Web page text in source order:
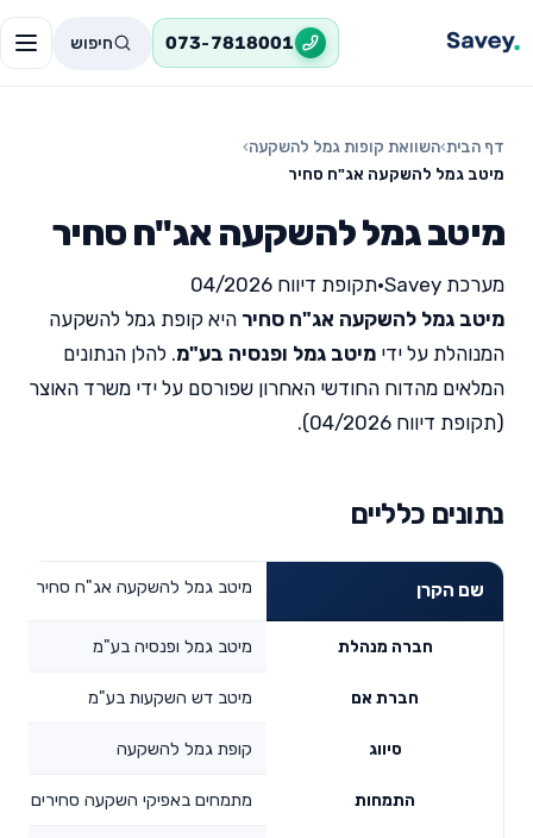
073-7818001 חיפוש
דף הבית›השוואת קופות גמל להשקעה›
מיטב גמל להשקעה אג"ח סחיר
מיטב גמל להשקעה אג"ח סחיר
מערכת Savey •תקופת דיווח 04/2026
מיטב גמל להשקעה אג"ח סחיר היא קופת גמל להשקעה
המנוהלת על ידי מיטב גמל ופנסיה בע"מ. להלן הנתונים
המלאים מהדוח החודשי האחרון שפורסם על ידי משרד האוצר
(תקופת דיווח 04/2026).
נתונים כלליים
שם הקרן מיטב גמל להשקעה אג"ח סחיר
חברה מנהלת מיטב גמל ופנסיה בע"מ
חברת אם מיטב דש השקעות בע"מ
סיווג קופת גמל להשקעה
התמחות מתמחים באפיקי השקעה סחירים